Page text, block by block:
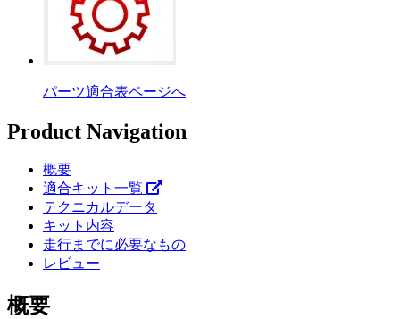
パーツ適合表ページへ
Product Navigation
概要
適合キット一覧
テクニカルデータ
キット内容
走行までに必要なもの
レビュー
概要